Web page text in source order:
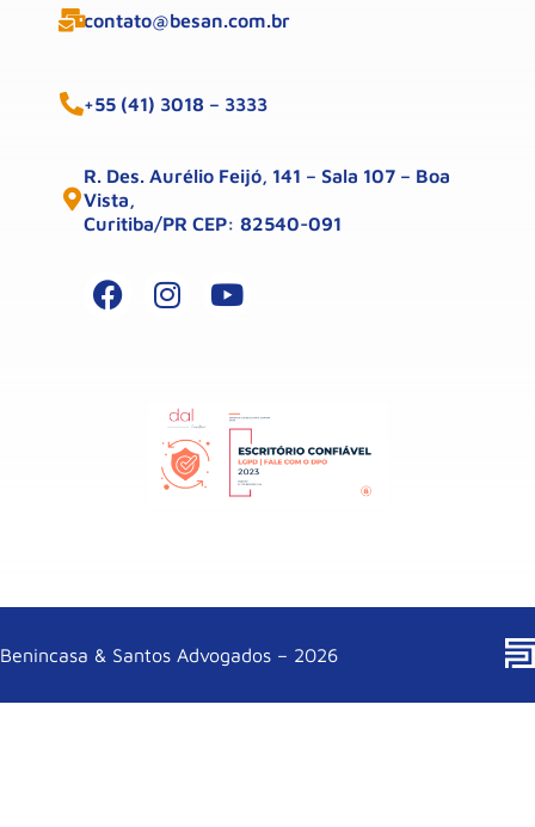
contato@besan.com.br
+55 (41) 3018 – 3333
R. Des. Aurélio Feijó, 141 – Sala 107 – Boa
Vista,
Curitiba/PR CEP: 82540-091
Benincasa & Santos Advogados – 2026